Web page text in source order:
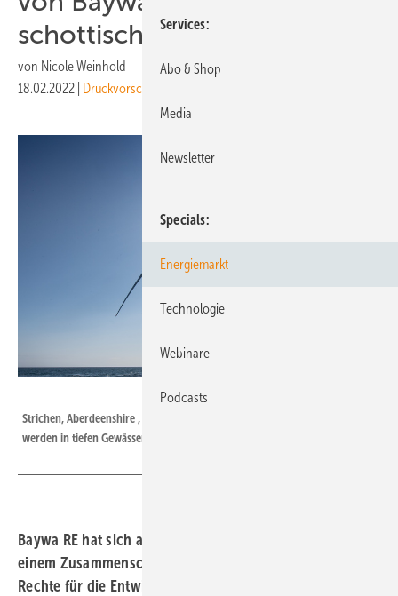
schottischen Küste
von Nicole Weinhold
18.02.2022
Druckvorschau
Strichen, Aberdeenshire , Schottland: Schwimmturbinen wie Hywind
werden in tiefen Gewässern künftig öfter zum Einsatz kommen.
Baywa RE hat sich als Teil von Floating Energy Allyance,
einem Zusammenschluss mit Elicio und BW Ideol, die
Rechte für die Entwicklung eines schwimmenden
Services
Abo & Shop
Media
Newsletter
Specials
Energiemarkt
Technologie
Webinare
Podcasts